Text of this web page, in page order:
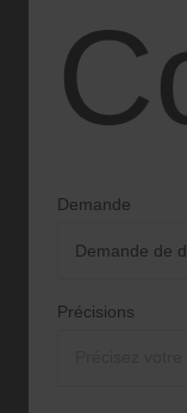
Demande
Précisions